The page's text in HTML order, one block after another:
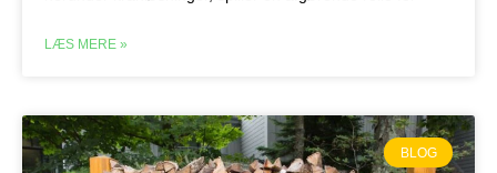
LÆS MERE »
BLOG